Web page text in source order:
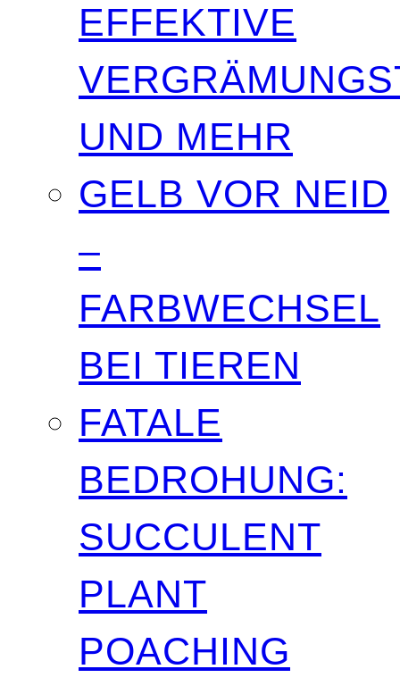
EFFEKTIVE
UND MEHR
GELB VOR NEID
–
FARBWECHSEL
BEI TIEREN
FATALE
BEDROHUNG:
SUCCULENT
PLANT
POACHING